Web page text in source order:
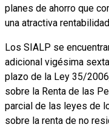
planes de ahorro que
una atractiva
Los SIALP se
adicional vigésima
plazo de la Ley 35/
sobre la Renta de las
parcial de las leyes de
sobre la renta de no